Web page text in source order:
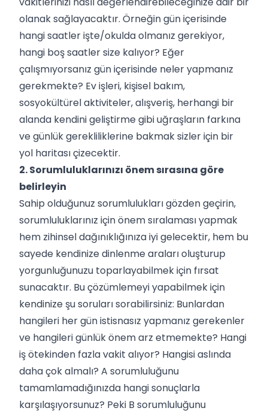
olanak sağlayacaktır. Örneğin gün içerisinde
hangi saatler işte/okulda olmanız gerekiyor,
hangi boş saatler size kalıyor? Eğer
çalışmıyorsanız gün içerisinde neler yapmanız
gerekmekte? Ev işleri, kişisel bakım,
sosyokültürel aktiviteler, alışveriş, herhangi bir
alanda kendini geliştirme gibi uğraşların farkına
ve günlük gerekliliklerine bakmak sizler için bir
yol haritası çizecektir.
2. Sorumluluklarınızı önem sırasına göre
belirleyin
Sahip olduğunuz sorumlulukları gözden geçirin,
sorumluluklarınız için önem sıralaması yapmak
hem zihinsel dağınıklığınıza iyi gelecektir, hem bu
sayede kendinize dinlenme araları oluşturup
yorgunluğunuzu toparlayabilmek için fırsat
sunacaktır. Bu çözümlemeyi yapabilmek için
kendinize şu soruları sorabilirsiniz: Bunlardan
hangileri her gün istisnasız yapmanız gerekenler
ve hangileri günlük önem arz etmemekte? Hangi
iş ötekinden fazla vakit alıyor? Hangisi aslında
daha çok almalı? A sorumluluğunu
tamamlamadığınızda hangi sonuçlarla
karşılaşıyorsunuz? Peki B sorumluluğunu